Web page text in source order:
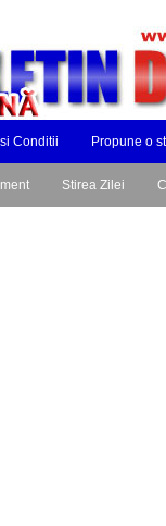
Conditii Propune o
Stirea Zilei